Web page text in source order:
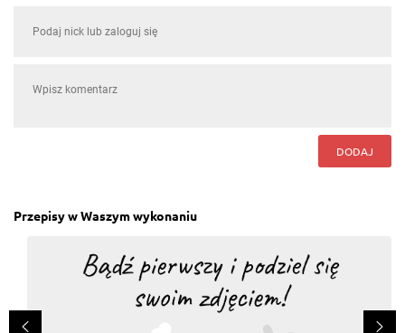
DODAJ
Przepisy w Waszym wykonaniu